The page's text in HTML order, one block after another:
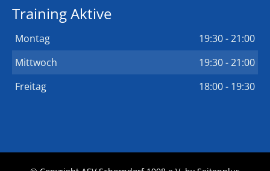
Training Aktive
Montag
19:30 - 21:00
Mittwoch
19:30 - 21:00
Freitag
18:00 - 19:30